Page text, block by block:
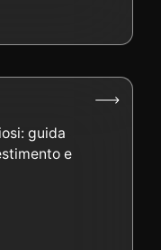
guida
e